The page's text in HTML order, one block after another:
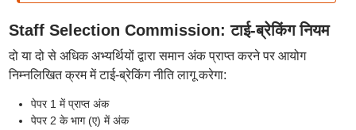
Staff Selection Commission: टाई-ब्रेकिंग नियम
दो या दो से अधिक अभ्यर्थियों द्वारा समान अंक प्राप्त करने पर आयोग
निम्नलिखित क्रम में टाई-ब्रेकिंग नीति लागू करेगा:
पेपर 1 में प्राप्त अंक
पेपर 2 के भाग (ए) में अंक